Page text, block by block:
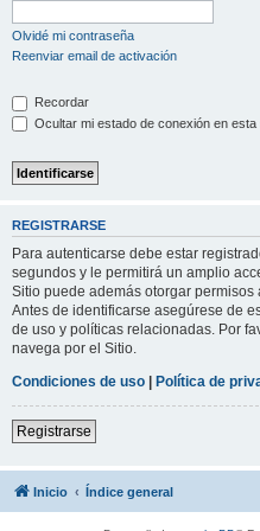
Olvidé mi contraseña
Reenviar email de activación
Recordar
Ocultar mi estado de conexión en esta
REGISTRARSE
Para autenticarse debe estar
segundos y le permitirá un amplio
Sitio puede además otorgar
Antes de identificarse asegúrese de
de uso y políticas relacionadas. Por
navega por el Sitio.
Condiciones de uso | Política de
Registrarse
Inicio Índice general